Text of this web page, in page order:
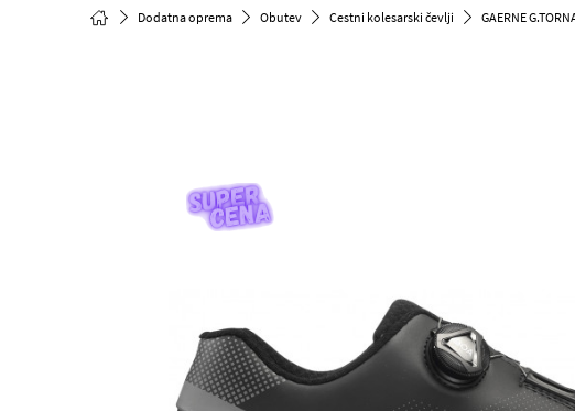
Dodatna oprema Obutev Cestni kolesarski čevlji GAERNE